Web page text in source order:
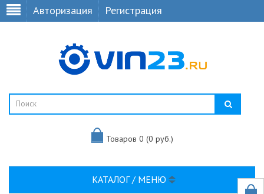
Авторизация Регистрация
Товаров 0 (0 руб.)
КАТАЛОГ / МЕНЮ